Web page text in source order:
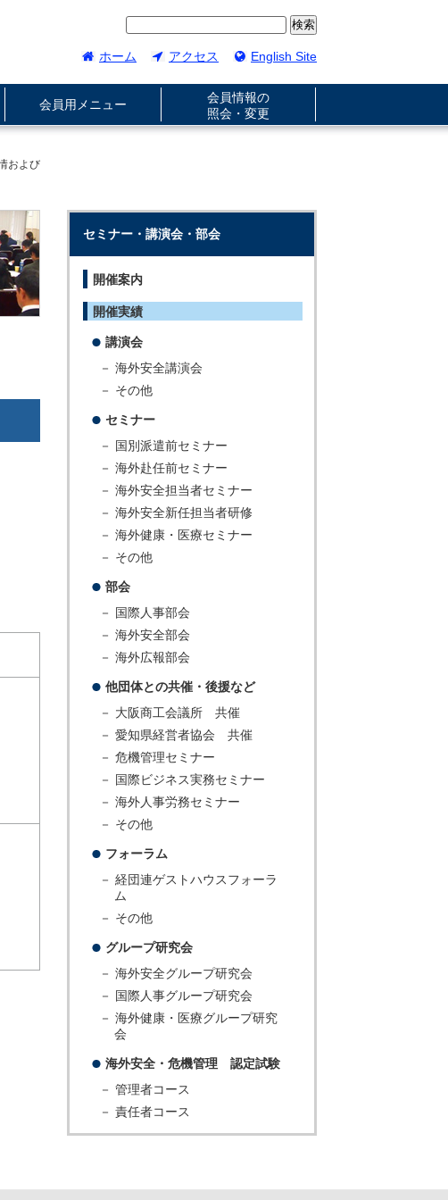
ホーム アクセス English Site
会員用メニュー
会員情報の
照会・変更
および
セミナー・講演会・部会
開催案内
開催実績
講演会
－ 海外安全講演会
－ その他
セミナー
－ 国別派遣前セミナー
－ 海外赴任前セミナー
－ 海外安全担当者セミナー
－ 海外安全新任担当者研修
－ 海外健康・医療セミナー
－ その他
部会
－ 国際人事部会
－ 海外安全部会
－ 海外広報部会
他団体との共催・後援など
－ 大阪商工会議所 共催
－ 愛知県経営者協会 共催
－ 危機管理セミナー
－ 国際ビジネス実務セミナー
－ 海外人事労務セミナー
－ その他
フォーラム
－ 経団連ゲストハウスフォーラ
ム
－ その他
グループ研究会
－ 海外安全グループ研究会
－ 国際人事グループ研究会
－ 海外健康・医療グループ研究
会
海外安全・危機管理 認定試験
－ 管理者コース
－ 責任者コース